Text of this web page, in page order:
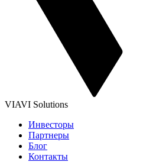
VIAVI Solutions
Инвесторы
Партнеры
Блог
Контакты